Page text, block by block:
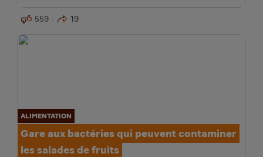
559 19
ALIMENTATION
Gare aux bactéries qui peuvent contaminer
les salades de fruits